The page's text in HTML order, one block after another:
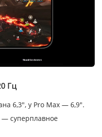
Гц
6,3″, у Pro Max — 6,9″.
— суперплавное